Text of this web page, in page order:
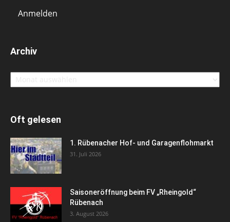
Archiv
Archiv
Oft gelesen
1. Rübenacher Hof- und Garagenflohmarkt
31. Juli 2026
Saisoneröffnung beim FV „Rheingold“
Rübenach
3. August 2026